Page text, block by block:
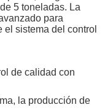
5 toneladas. La
para
el sistema del control
de calidad con
la producción de